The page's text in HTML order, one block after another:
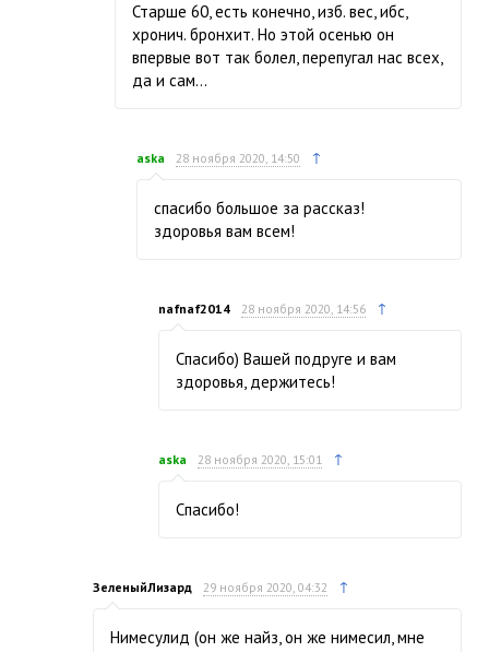
Старше 60, есть конечно, изб. вес, ибс,
хронич. бронхит. Но этой осенью он
впервые вот так болел, перепугал нас всех,
да и сам…
aska 28 ноября 2020, 14:50 ↑
спасибо большое за рассказ!
здоровья вам всем!
nafnaf2014 28 ноября 2020, 14:56 ↑
Спасибо) Вашей подруге и вам
здоровья, держитесь!
aska 28 ноября 2020, 15:01 ↑
Спасибо!
ЗеленыйЛизард 29 ноября 2020, 04:32 ↑
Нимесулид (он же найз, он же нимесил, мне